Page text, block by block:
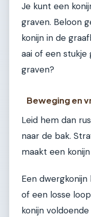
Je kunt een
graven. Beloon
konijn in de
aai of een stukje
graven?
Beweging en
Leid hem dan
naar de bak.
maakt een
Een
of een losse
konijn